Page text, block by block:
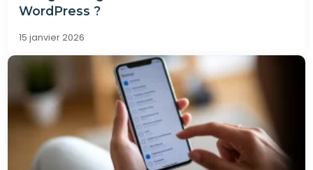
WordPress ?
15 janvier 2026